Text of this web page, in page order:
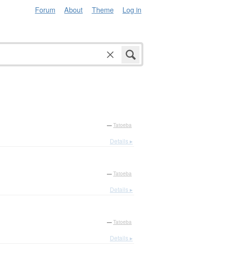
Forum About Theme Log in
— Tatoeba
Details ▸
— Tatoeba
Details ▸
— Tatoeba
Details ▸